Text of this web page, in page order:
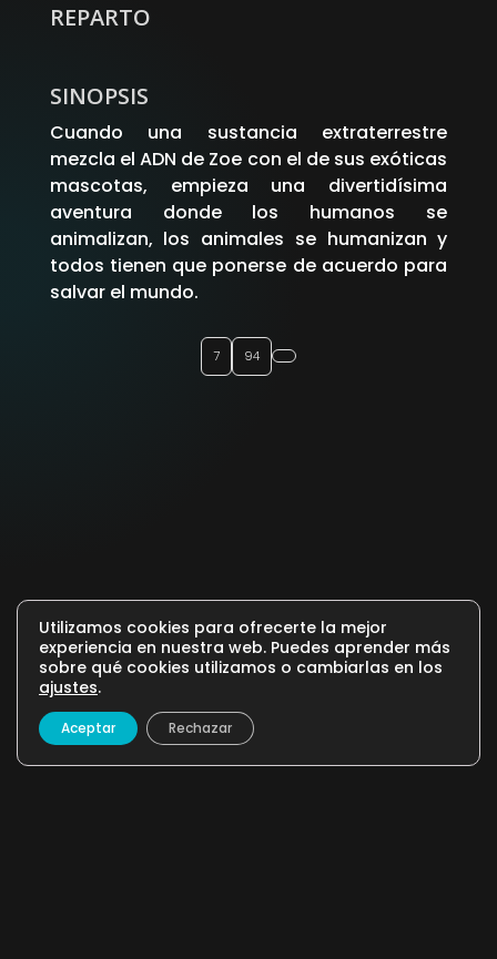
REPARTO
SINOPSIS
Cuando una sustancia extraterrestre
mezcla el ADN de Zoe con el de sus exóticas
mascotas, empieza una divertidísima
aventura donde los humanos se
animalizan, los animales se humanizan y
todos tienen que ponerse de acuerdo para
salvar el mundo.
7 94
Utilizamos cookies para ofrecerte la mejor
experiencia en nuestra web. Puedes aprender más
sobre qué cookies utilizamos o cambiarlas en los
ajustes.
Aceptar Rechazar